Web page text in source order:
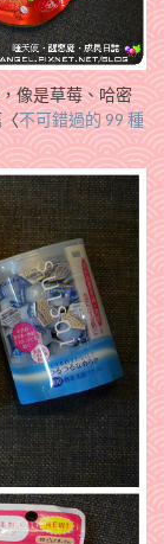
像是草莓、哈密
不可錯過的 99 種